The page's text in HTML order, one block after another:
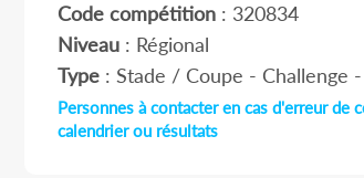
Code compétition: 320834
Niveau: Régional
Type: Stade / Coupe - Challenge -
Personnes à contacter en cas d'erreur de
calendrier ou résultats